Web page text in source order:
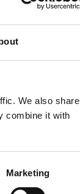
We also share
combine it with
Marketing